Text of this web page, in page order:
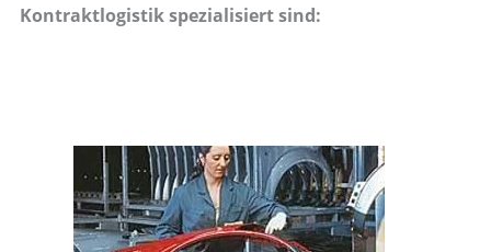
Kontraktlogistik spezialisiert sind: